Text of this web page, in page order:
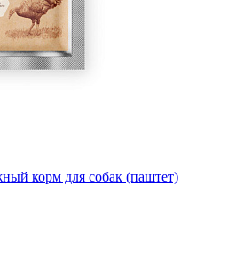
корм для собак (паштет)